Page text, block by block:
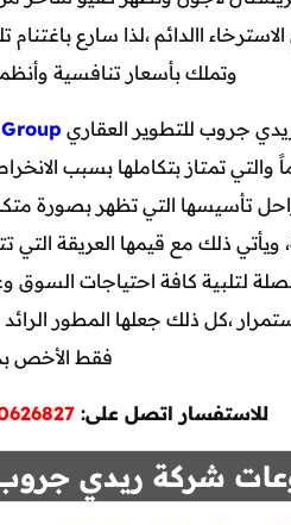
االدائم ،لذا سارع
وتملك بأسعار تنافسية
جروب للتطوير العقاري
من 78 عاماً والتي تمتاز بتكاملها
تأسيسها التي تظهر بصورة
ويأتي ذلك مع قيمها العريقة التي
لتلبية كافة احتياجات السوق
،كل ذلك جعلها المطور
فقط الأخص
للاستفسار اتصل على:
شركة ريدي جروب